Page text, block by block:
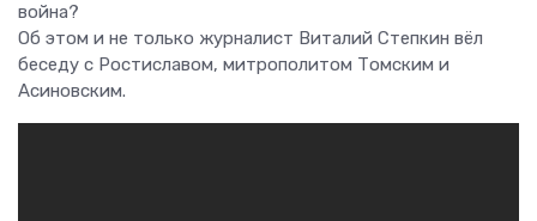
война?
Об этом и не только журналист Виталий Степкин вёл
беседу с Ростиславом, митрополитом Томским и
Асиновским.